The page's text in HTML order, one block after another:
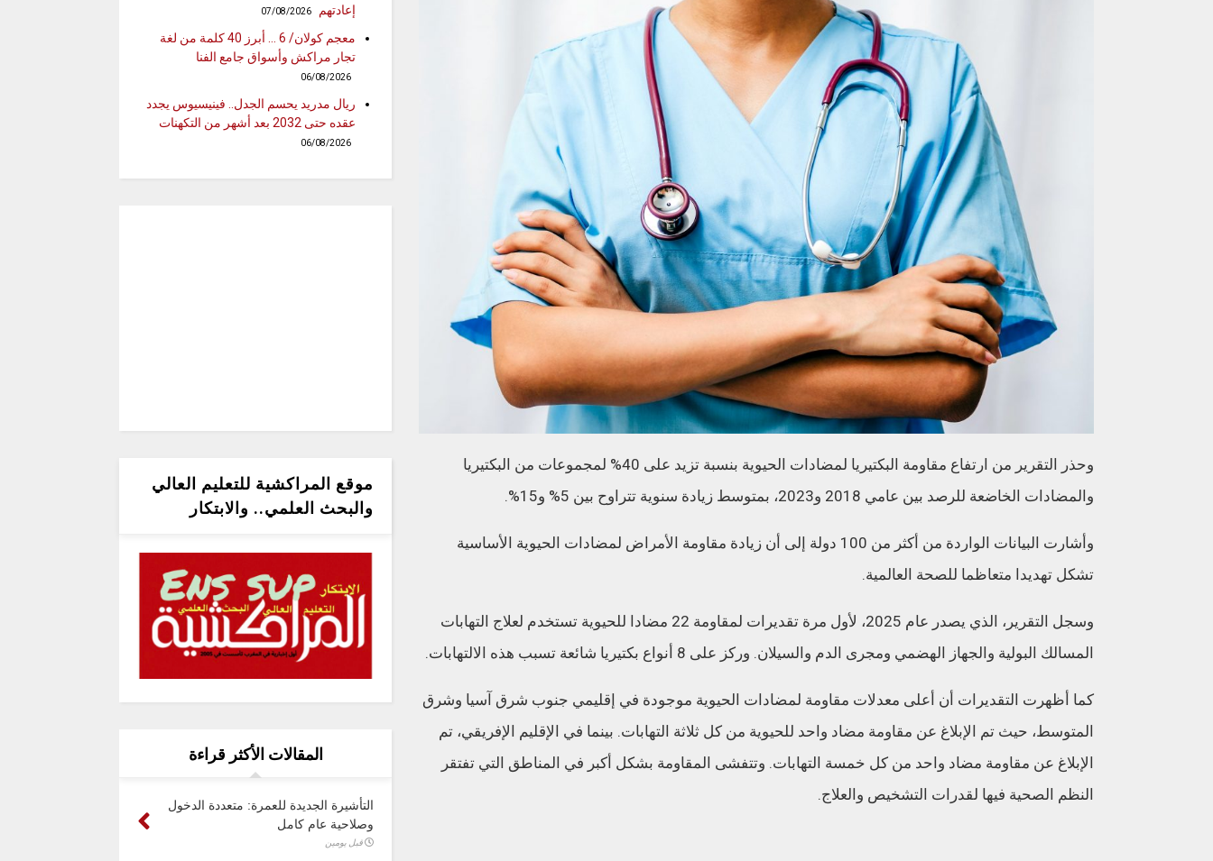
وحذر التقرير من ارتفاع مقاومة البكتيريا لمضادات الحيوية بنسبة تزيد على 40% لمجموعات من البكتيريا
والمضادات الخاضعة للرصد بين عامي 2018 و2023، بمتوسط زيادة سنوية تتراوح بين 5% و15%.
وأشارت البيانات الواردة من أكثر من 100 دولة إلى أن زيادة مقاومة الأمراض لمضادات الحيوية الأساسية
تشكل تهديدا متعاظما للصحة العالمية.
وسجل التقرير، الذي يصدر عام 2025، لأول مرة تقديرات لمقاومة 22 مضادا للحيوية تستخدم لعلاج التهابات
المسالك البولية والجهاز الهضمي ومجرى الدم والسيلان. وركز على 8 أنواع بكتيريا شائعة تسبب هذه الالتهابات.
كما أظهرت التقديرات أن أعلى معدلات مقاومة لمضادات الحيوية موجودة في إقليمي جنوب شرق آسيا وشرق
المتوسط، حيث تم الإبلاغ عن مقاومة مضاد واحد للحيوية من كل ثلاثة التهابات. بينما في الإقليم الإفريقي، تم
الإبلاغ عن مقاومة مضاد واحد من كل خمسة التهابات. وتتفشى المقاومة بشكل أكبر في المناطق التي تفتقر
النظم الصحية فيها لقدرات التشخيص والعلاج.
إعادتهم
07/08/2026
معجم كولان/ 6 … أبرز 40 كلمة من لغة
تجار مراكش وأسواق جامع الفنا
06/08/2026
ريال مدريد يحسم الجدل.. فينيسيوس يجدد
عقده حتى 2032 بعد أشهر من التكهنات
06/08/2026
موقع المراكشية للتعليم العالي
والبحث العلمي.. والابتكار
المقالات الأكثر قراءة
التأشيرة الجديدة للعمرة: متعددة الدخول
وصلاحية عام كامل
قبل يومين